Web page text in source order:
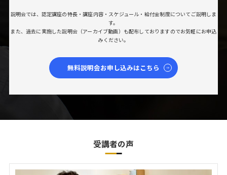
説明会では、認定講座の特長・講座内容・スケジュール・給付金制度についてご説明しま
す。
また、過去に実施した説明会（アーカイブ動画）も配布しておりますのでお気軽にお申込
みください。
無料説明会お申し込みはこちら
受講者の声